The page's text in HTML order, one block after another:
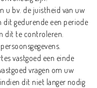
u bv. de juistheid van uw
dit gedurende een periode
dit te controleren.
vastgoed een einde
vragen om uw
dit niet langer nodig